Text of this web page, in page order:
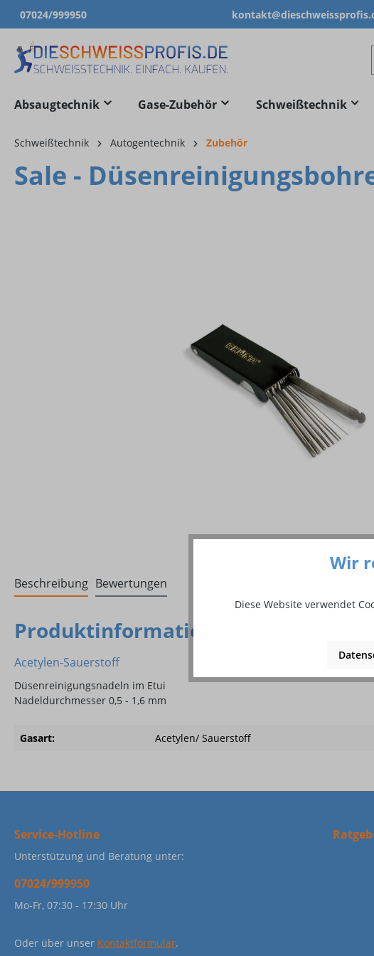
Zur Hauptnavigation springen
07024/999950
Absaugtechnik Gase-Zubehör Schweißtechnik
Schweißtechnik Autogentechnik Zubehör
Sale -
Beschreibung Bewertungen
Produktinformationen "Sale -
Acetylen-Sauerstoff
Düsenreinigungsnadeln im Etui
Nadeldurchmesser 0,5 - 1,6 mm
Gasart: Acetylen/ Sauerstoff
Service-Hotline
Unterstützung und Beratung unter:
07024/999950
Mo-Fr, 07:30 - 17:30 Uhr
Oder über unser Kontaktformular.
Wir
Diese Website verwendet